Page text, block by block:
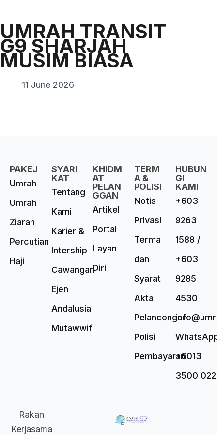
UMRAH TRANSIT
G9 SHARJAH
MUSIM BIASA
11 June 2026
PAKEJ
Umrah
Umrah
Ziarah
Percutian
Haji
SYARI
KAT
Tentang
Kami
Karier &
Intership
Cawangan
Ejen
Andalusia
Mutawwif
KHIDM
AT
PELAN
GGAN
Artikel
Portal
Layan
Diri
TERM
A &
POLISI
Notis
Privasi
Terma
dan
Syarat
Akta
Pelancongan
Polisi
Pembayaran
HUBUN
GI
KAMI
+603
9263
1588 /
+603
9285
4530
+6013
3500 022
Rakan
Kerjasama